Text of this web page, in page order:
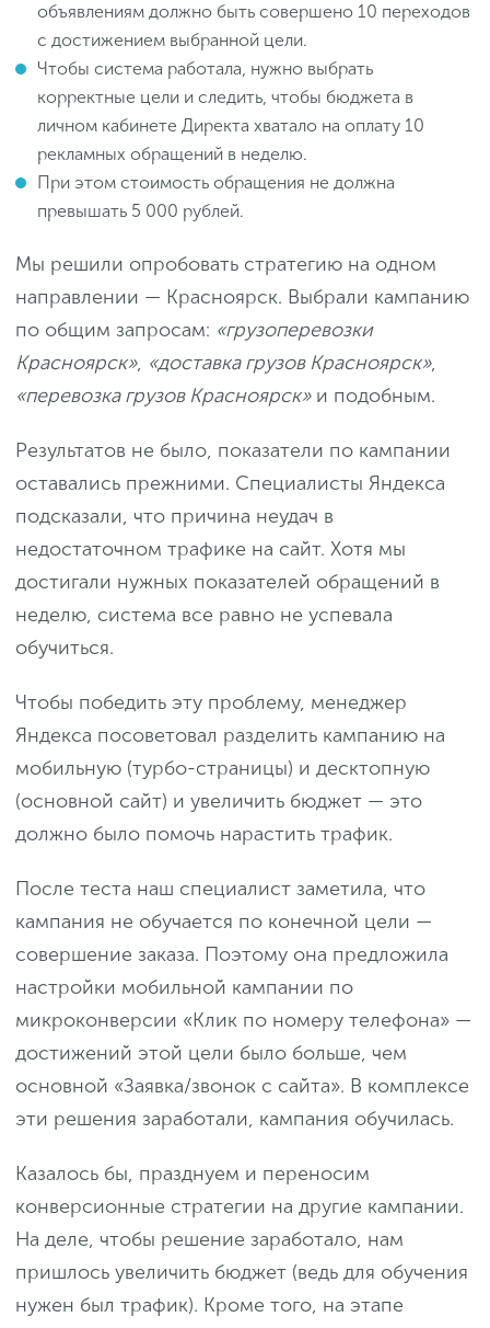
объявлениям должно быть совершено 10 переходов
с достижением выбранной цели.
Чтобы система работала, нужно выбрать
корректные цели и следить, чтобы бюджета в
личном кабинете Директа хватало на оплату 10
рекламных обращений в неделю.
При этом стоимость обращения не должна
превышать 5 000 рублей.
Мы решили опробовать стратегию на одном
направлении — Красноярск. Выбрали кампанию
по общим запросам: «грузоперевозки
Красноярск», «доставка грузов Красноярск»,
«перевозка грузов Красноярск»и подобным.
Результатов не было, показатели по кампании
оставались прежними. Специалисты Яндекса
подсказали, что причина неудач в
недостаточном трафике на сайт. Хотя мы
достигали нужных показателей обращений в
неделю, система все равно не успевала
обучиться.
Чтобы победить эту проблему, менеджер
Яндекса посоветовал разделить кампанию на
мобильную (турбо-страницы) и десктопную
(основной сайт) и увеличить бюджет — это
должно было помочь нарастить трафик.
После теста наш специалист заметила, что
кампания не обучается по конечной цели —
совершение заказа. Поэтому она предложила
настройки мобильной кампании по
микроконверсии «Клик по номеру телефона» —
достижений этой цели было больше, чем
основной «Заявка/звонок с сайта». В комплексе
эти решения заработали, кампания обучилась.
Казалось бы, празднуем и переносим
конверсионные стратегии на другие кампании.
На деле, чтобы решение заработало, нам
пришлось увеличить бюджет (ведь для обучения
нужен был трафик). Кроме того, на этапе